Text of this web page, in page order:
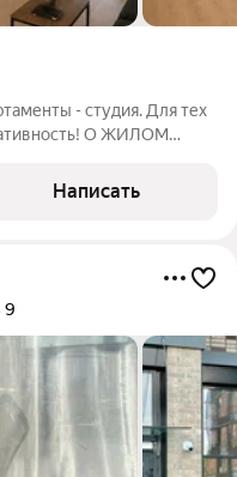
- студия. Для тех
О ЖИЛОМ
подходит для тех, кто
Написать
9